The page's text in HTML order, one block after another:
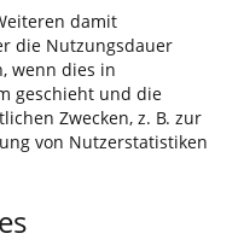
damit
die Nutzungsdauer
wenn dies in
geschieht und die
Zwecken, z. B. zur
von Nutzerstatistiken